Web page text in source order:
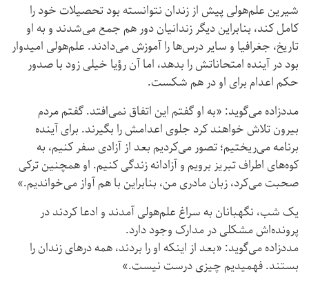
شیرین علم‌هولی پیش از زندان نتوانسته بود تحصیلات خود را
کامل کند، بنابراین دیگر زندانیان دور هم جمع می‌شدند و به او
تاریخ، جغرافیا و سایر درس‌ها را آموزش می‌دادند. علم‌هولی امیدوار
بود در آینده امتحاناتش را بدهد، اما آن رؤیا خیلی زود با صدور
حکم اعدام برای او در هم شکست.
مددزاده می‌گوید: «به او گفتم این اتفاق نمی‌افتد. گفتم مردم
بیرون تلاش خواهند کرد جلوی اعدامش را بگیرند. برای آینده
برنامه می‌ریختیم؛ تصور می‌کردیم بعد از آزادی سفر کنیم، به
کوه‌های اطراف تبریز برویم و آزادانه زندگی کنیم. او همچنین ترکی
صحبت می‌کرد، زبان مادری من، بنابراین با هم آواز می‌خواندیم.»
یک شب، نگهبانان به سراغ علم‌هولی آمدند و ادعا کردند در
پرونده‌اش مشکلی در مدارک وجود دارد.
مددزاده می‌گوید: «بعد از اینکه او را بردند، همه درهای زندان را
بستند. فهمیدیم چیزی درست نیست.»